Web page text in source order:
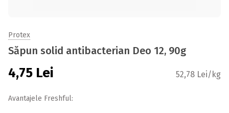
Protex
Săpun solid antibacterian Deo 12, 90g
4,75 Lei 52,78 Lei/kg
Avantajele Freshful: